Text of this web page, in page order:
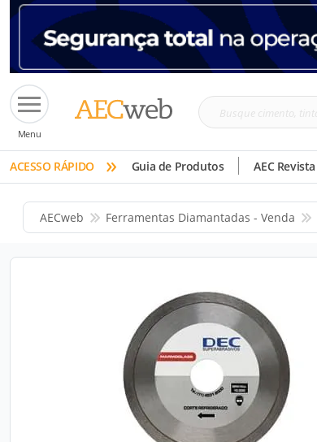
Menu
Busque
tinta,
etc
ACESSO RÁPIDO » Guia de Produtos AEC Revista
AECweb Ferramentas Diamantadas - Venda